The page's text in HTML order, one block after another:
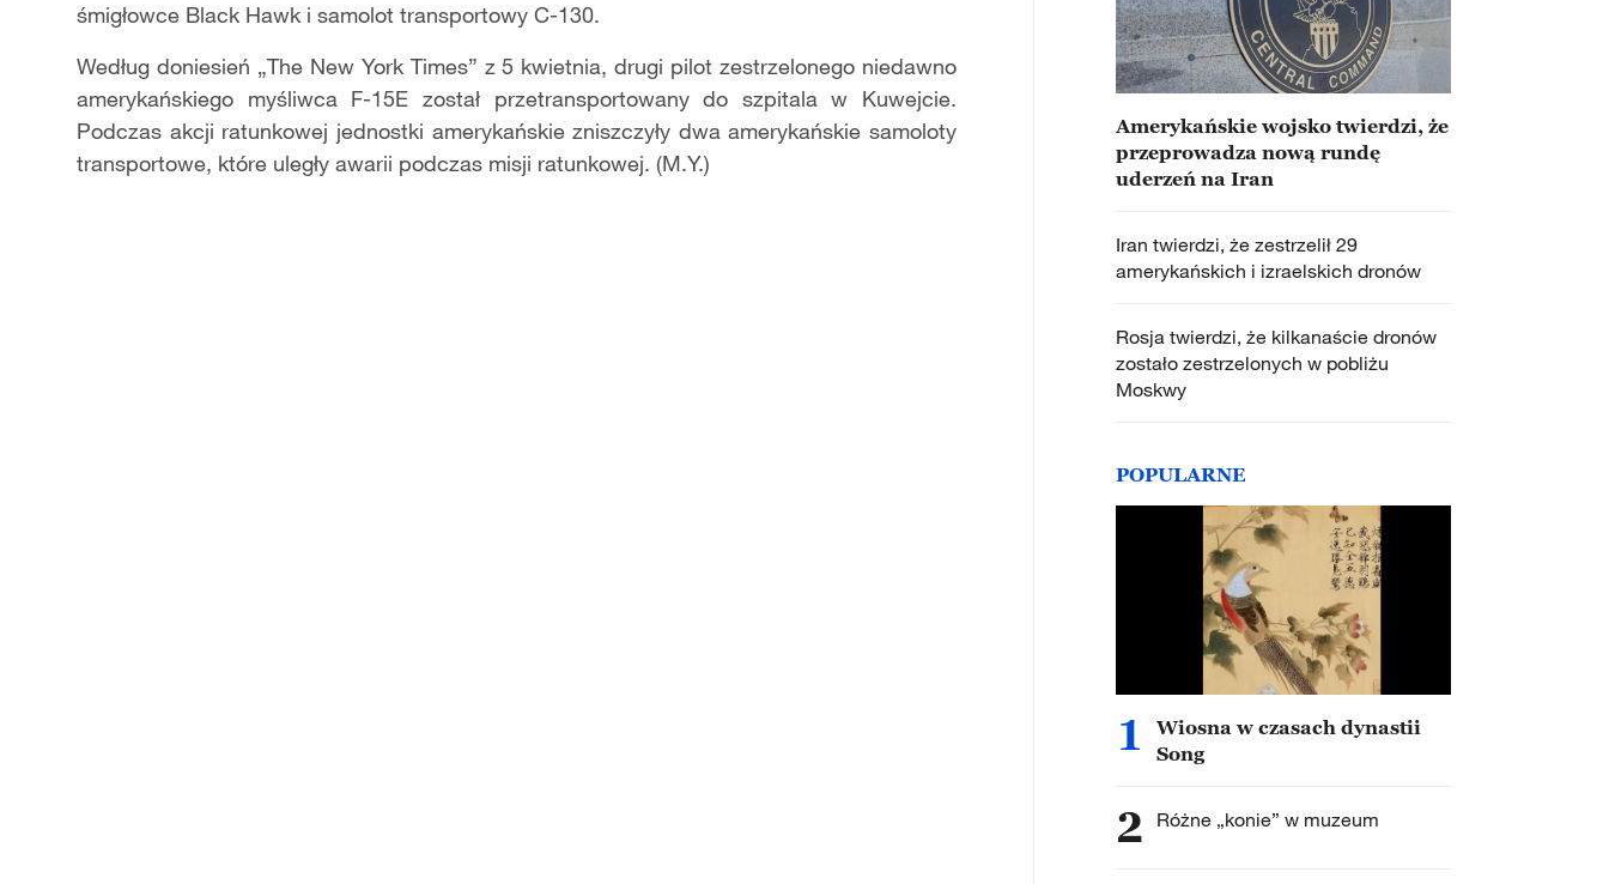
śmigłowce Black Hawk i samolot transportowy C-130.
Według doniesień „The New York Times” z 5 kwietnia, drugi pilot zestrzelonego niedawno
amerykańskiego myśliwca F-15E został przetransportowany do szpitala w Kuwejcie.
Podczas akcji ratunkowej jednostki amerykańskie zniszczyły dwa amerykańskie samoloty
transportowe, które uległy awarii podczas misji ratunkowej. (M.Y.)
Amerykańskie wojsko twierdzi, że
przeprowadza nową rundę
uderzeń na Iran
Iran twierdzi, że zestrzelił 29
amerykańskich i izraelskich dronów
Rosja twierdzi, że kilkanaście dronów
zostało zestrzelonych w pobliżu
Moskwy
POPULARNE
1
Wiosna w czasach dynastii
Song
2 Różne „konie” w muzeum